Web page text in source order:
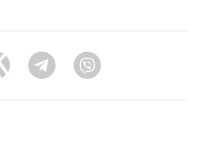
Twitter TelegramViber